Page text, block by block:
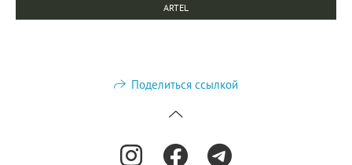
ARTEL
Поделиться ссылкой